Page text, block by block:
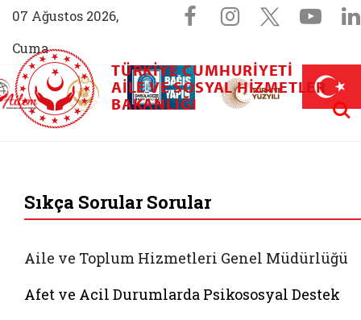
07 Ağustos 2026,
Cuma
Sosyal
Facebook
Instagram
X
Aile (yeni sekmede açılır)
AİLEM İletişim Merkezi (yeni sekmede açılır)
Aile ve Nüfus On Yılı (yeni sekmede açılır)
Darülaceze bağış sayfası (yeni
TÜRKIYE CUMHURIYETI
AILE VE SOSYAL HIZMETLER
BAKANLIĞI
Sıkça Sorular Sorular
Aile ve Toplum Hizmetleri Genel Müdürlüğü
Afet ve Acil Durumlarda Psikososyal Destek